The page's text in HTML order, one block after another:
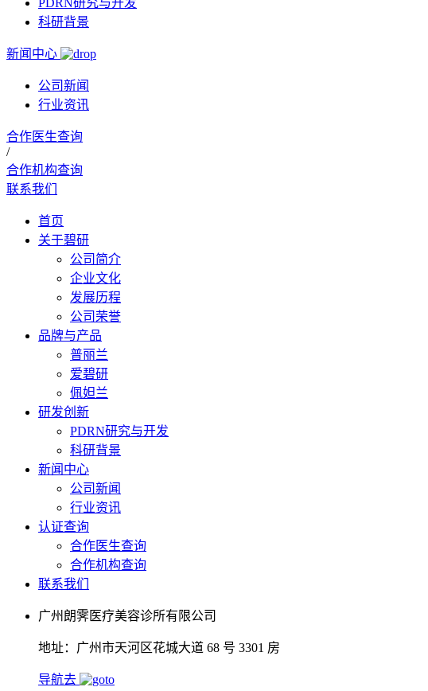
PDRN研究与开发
科研背景
新闻中心
公司新闻
行业资讯
合作医生查询
/
合作机构查询
联系我们
首页
关于碧研
公司简介
企业文化
发展历程
公司荣誉
品牌与产品
普丽兰
爱碧研
佩妲兰
研发创新
PDRN研究与开发
科研背景
新闻中心
公司新闻
行业资讯
认证查询
合作医生查询
合作机构查询
联系我们
广州朗霁医疗美容诊所有限公司
地址：广州市天河区花城大道 68 号 3301 房
导航去